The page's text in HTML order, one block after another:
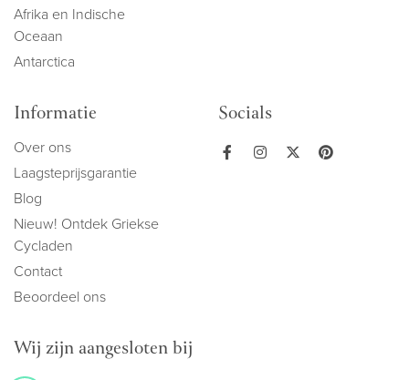
Afrika en Indische
Oceaan
Antarctica
Informatie
Over ons
Laagsteprijsgarantie
Blog
Nieuw! Ontdek Griekse
Cycladen
Contact
Beoordeel ons
Socials
Wij zijn aangesloten bij